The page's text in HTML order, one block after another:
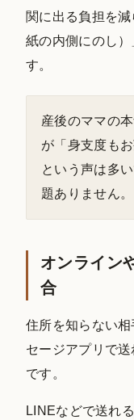
関に出る負担を
紙の内側にのし
す。
産後のママの
が「身支度も
という声は多
題ありません。
オンライン
合
住所を知らない
セージアプリで
です。
LINEなどで送れ